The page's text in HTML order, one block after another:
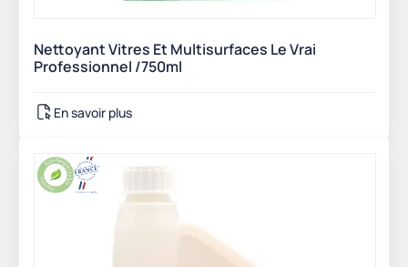
Nettoyant Vitres Et Multisurfaces Le Vrai
Professionnel /750ml
En savoir plus